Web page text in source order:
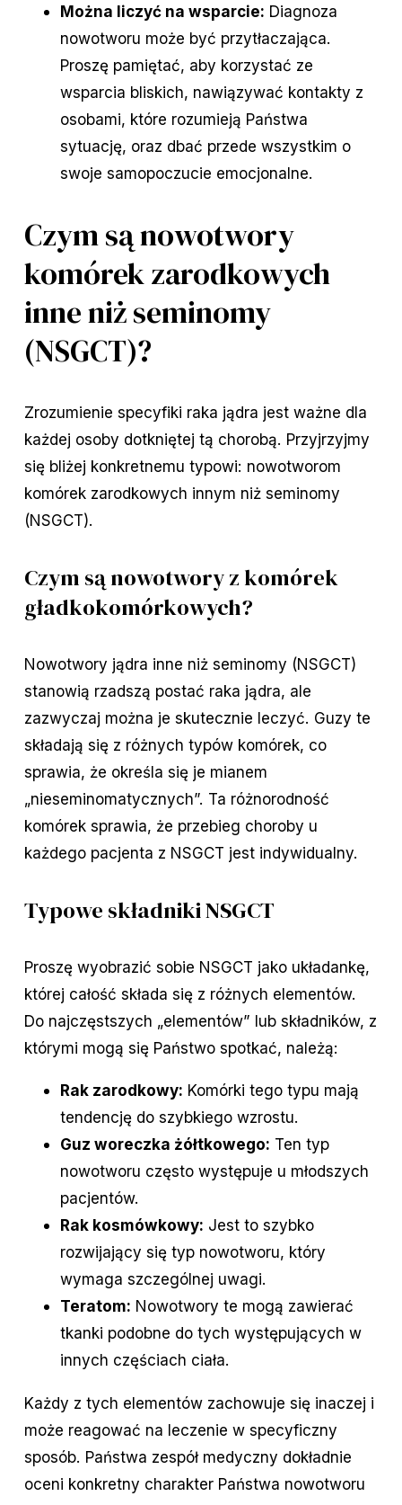
Można liczyć na wsparcie: Diagnoza
nowotworu może być przytłaczająca.
Proszę pamiętać, aby korzystać ze
wsparcia bliskich, nawiązywać kontakty z
osobami, które rozumieją Państwa
sytuację, oraz dbać przede wszystkim o
swoje samopoczucie emocjonalne.
Czym są nowotwory
komórek zarodkowych
inne niż seminomy
(NSGCT)?
Zrozumienie specyfiki raka jądra jest ważne dla
każdej osoby dotkniętej tą chorobą. Przyjrzyjmy
się bliżej konkretnemu typowi: nowotworom
komórek zarodkowych innym niż seminomy
(NSGCT).
Czym są nowotwory z komórek
gładkokomórkowych?
Nowotwory jądra inne niż seminomy (NSGCT)
stanowią rzadszą postać raka jądra, ale
zazwyczaj można je skutecznie leczyć. Guzy te
składają się z różnych typów komórek, co
sprawia, że określa się je mianem
„nieseminomatycznych”. Ta różnorodność
komórek sprawia, że przebieg choroby u
każdego pacjenta z NSGCT jest indywidualny.
Typowe składniki NSGCT
Proszę wyobrazić sobie NSGCT jako układankę,
której całość składa się z różnych elementów.
Do najczęstszych „elementów” lub składników, z
którymi mogą się Państwo spotkać, należą:
Rak zarodkowy: Komórki tego typu mają
tendencję do szybkiego wzrostu.
Guz woreczka żółtkowego: Ten typ
nowotworu często występuje u młodszych
pacjentów.
Rak kosmówkowy: Jest to szybko
rozwijający się typ nowotworu, który
wymaga szczególnej uwagi.
Teratom: Nowotwory te mogą zawierać
tkanki podobne do tych występujących w
innych częściach ciała.
Każdy z tych elementów zachowuje się inaczej i
może reagować na leczenie w specyficzny
sposób. Państwa zespół medyczny dokładnie
oceni konkretny charakter Państwa nowotworu